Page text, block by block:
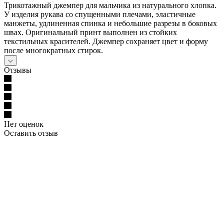
Трикотажный джемпер для мальчика из натурального хлопка.
У изделия рукава со спущенными плечами, эластичные
манжеты, удлиненная спинка и небольшие разрезы в боковых
швах. Оригинальный принт выполнен из стойких
текстильных красителей. Джемпер сохраняет цвет и форму
после многократных стирок.
Отзывы
Нет оценок
Оставить отзыв